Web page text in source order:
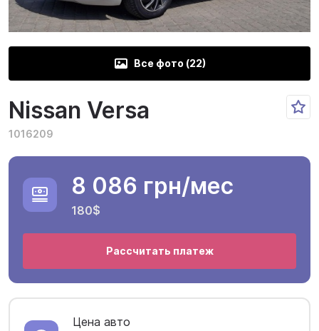
Все фото (22)
Nissan Versa
1016209
8 086 грн/мес
180$
Рассчитать платеж
Цена авто